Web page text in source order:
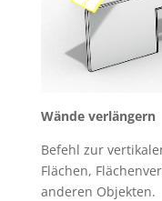
Wände verlängern
Befehl zur
Flächen,
anderen Objekten.